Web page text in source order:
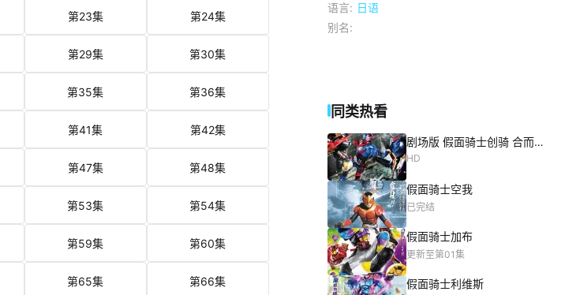
第23集 第24集
第29集 第30集
第35集 第36集
第41集 第42集
第47集 第48集
第53集 第54集
第59集 第60集
第65集 第66集
语言: 日语
别名:
同类热看
剧场版 假面骑士创骑 合而为一
HD
假面骑士空我
已完结
假面骑士加布
更新至第01集
假面骑士利维斯